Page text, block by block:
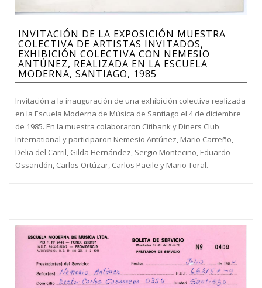
INVITACIÓN DE LA EXPOSICIÓN MUESTRA
COLECTIVA DE ARTISTAS INVITADOS,
EXHIBICIÓN COLECTIVA CON NEMESIO
ANTÚNEZ, REALIZADA EN LA ESCUELA
MODERNA, SANTIAGO, 1985
Invitación a la inauguración de una exhibición colectiva realizada
en la Escuela Moderna de Música de Santiago el 4 de diciembre
de 1985. En la muestra colaboraron Citibank y Diners Club
International y participaron Nemesio Antúnez, Mario Carreño,
Delia del Carril, Gilda Hernández, Sergio Montecino, Eduardo
Ossandón, Carlos Ortúzar, Carlos Paeile y Mario Toral.